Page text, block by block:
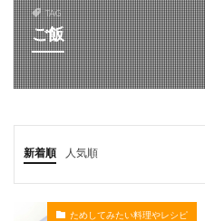
TAG
ご飯
新着順 人気順
ためしてみたい料理やレシピ